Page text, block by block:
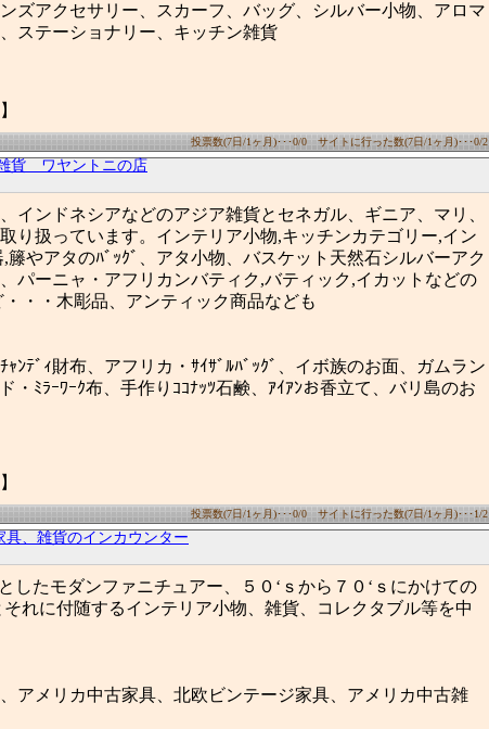
ズアクセサリー、スカーフ、バッグ、シルバー小物、アロマ
ステーショナリー、キッチン雑貨
】
投票数(7日/1ヶ月)･･･0/0 サイトに行った数(7日/1ヶ月)･･･0/2
貨 ワヤントニの店
インドネシアなどのアジア雑貨とセネガル、ギニア、マリ、
り扱っています。インテリア小物,キッチンカテゴリー,イン
やアタのﾊﾞｯｸﾞ、アタ小物、バスケット天然石シルバーアク
パーニャ・アフリカンバティク,バティック,イカットなどの
・・木彫品、アンティック商品なども
ﾝﾃﾞｨ財布、アフリカ・ｻｲｻﾞﾙﾊﾞｯｸﾞ、イボ族のお面、ガムラン
・ﾐﾗｰﾜｰｸ布、手作りｺｺﾅｯﾂ石鹸、ｱｲｱﾝお香立て、バリ島のお
】
投票数(7日/1ヶ月)･･･0/0 サイトに行った数(7日/1ヶ月)･･･1/2
、雑貨のインカウンター
したモダンファニチュアー、５０‘ｓから７０‘ｓにかけての
れに付随するインテリア小物、雑貨、コレクタブル等を中
アメリカ中古家具、北欧ビンテージ家具、アメリカ中古雑